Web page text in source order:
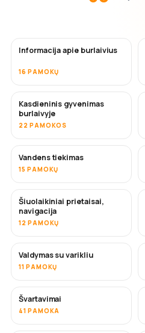
Informacija apie burlaivius
16 PAMOKŲ
Kasdieninis gyvenimas
burlaivyje
22 PAMOKOS
Vandens tiekimas
15 PAMOKŲ
Šiuolaikiniai prietaisai,
navigacija
12 PAMOKŲ
Valdymas su varikliu
11 PAMOKŲ
Švartavimai
41 PAMOKA